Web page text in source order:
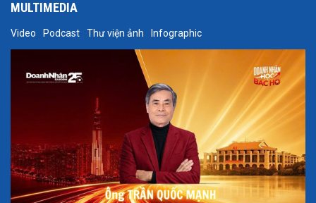
MULTIMEDIA
Video Podcast Thư viện ảnh Infographic